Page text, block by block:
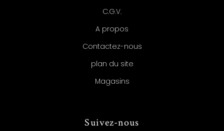
C.G.V.
A propos
Contactez-nous
plan du site
Magasins
Suivez-nous